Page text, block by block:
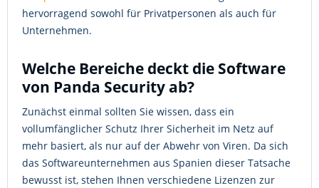
hervorragend sowohl für Privatpersonen als auch für
Unternehmen.
Welche Bereiche deckt die Software
von Panda Security ab?
Zunächst einmal sollten Sie wissen, dass ein
vollumfänglicher Schutz Ihrer Sicherheit im Netz auf
mehr basiert, als nur auf der Abwehr von Viren. Da sich
das Softwareunternehmen aus Spanien dieser Tatsache
bewusst ist, stehen Ihnen verschiedene Lizenzen zur